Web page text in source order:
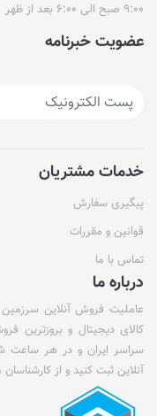
۹:۰۰ صبح الی ۶:۰۰ بعد از ظهر
عضویت خبرنامه
خدمات مشتریان
پیگیری سفارش
قوانین و مقررات
تماس با ما
درباره ما
عاملیت فروش آنلاین
کالای دیجیتال و بروزترین
سراسر ایران و در هر ساعت
آنلاین ثبت کنید و از